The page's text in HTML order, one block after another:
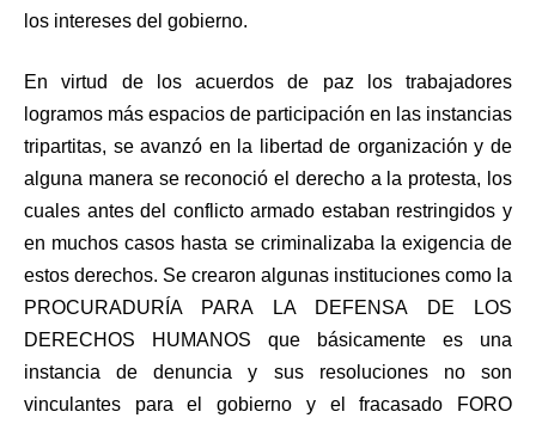
los intereses del gobierno.
En virtud de los acuerdos de paz los trabajadores
logramos más espacios de participación en las instancias
tripartitas, se avanzó en la libertad de organización y de
alguna manera se reconoció el derecho a la protesta, los
cuales antes del conflicto armado estaban restringidos y
en muchos casos hasta se criminalizaba la exigencia de
estos derechos. Se crearon algunas instituciones como la
PROCURADURÍA PARA LA DEFENSA DE LOS
DERECHOS HUMANOS que básicamente es una
instancia de denuncia y sus resoluciones no son
vinculantes para el gobierno y el fracasado FORO